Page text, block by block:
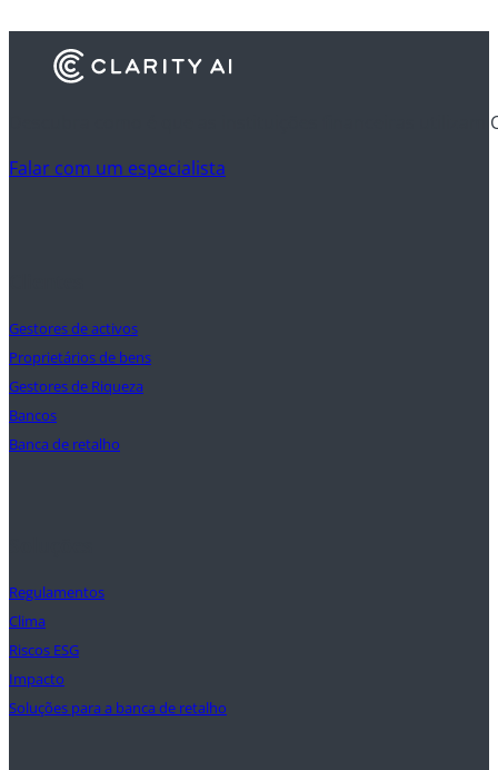
Descubra como é que as instituições financeiras
Falar com um especialista
Gestores de activos
Proprietários de bens
Gestores de Riqueza
Bancos
Banca de retalho
Regulamentos
Clima
Riscos ESG
Impacto
Soluções para a banca de retalho